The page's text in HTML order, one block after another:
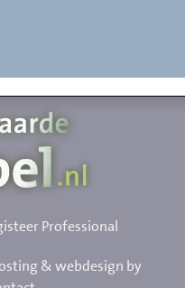
Professional
& webdesign by